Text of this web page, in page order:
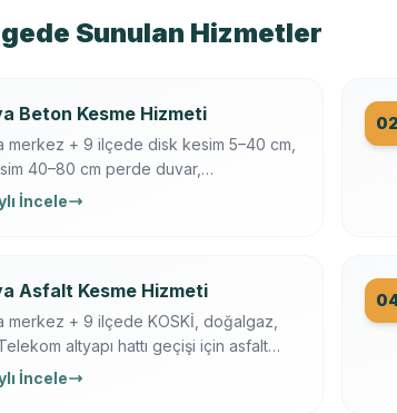
Sunulan Hizmetler
Beton Kesme Hizmeti
merkez + 9 ilçede disk kesim 5–40 cm,
40–80 cm perde duvar,
temel/zemin kesimi. Hilti + Husqvarna
İncele
02
Asfalt Kesme Hizmeti
merkez + 9 ilçede KOSKİ, doğalgaz,
altyapı hattı geçişi için asfalt
Husqvarna FS 7000, gece çalışma,
İncele